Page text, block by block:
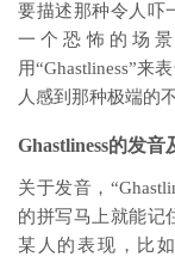
要描述那种令人吓
一个恐怖的场
用“Ghastliness”来
人感到那种极端的
Ghastliness的发音
关于发音，
的拼写马上就能记
某人的表现，比如